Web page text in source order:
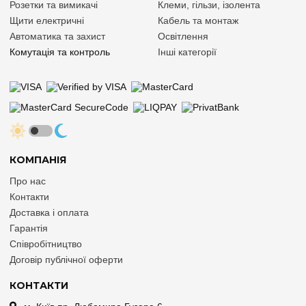
гарантією якості, допомагаємо у підборі пристроїв під конкретні
Харків, Дніпро, Одесу, Львів та будь-який інший населений
пункт України.
КОНТАКТИ
КОМПАНІЯ
Про нас
Контакти
Доставка і оплата
Гарантія
Співробітництво
Договір публічної оферти
Розетки та вимикачі
Щити електричні
Автоматика та захист
Комутація та контроль
Клеми, гільзи, ізолента
Кабель та монтаж
Освітлення
Інші категорії